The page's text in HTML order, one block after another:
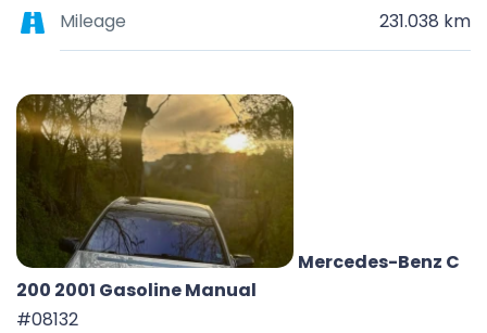
Mileage 231.038 km
Mercedes-Benz C
200 2001 Gasoline Manual
#08132